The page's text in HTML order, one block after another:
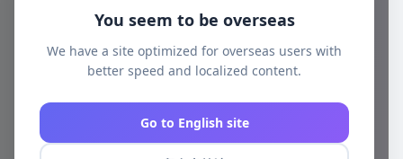
You seem to be overseas
We have a site optimized for overseas users with
better speed and localized content.
Go to English site